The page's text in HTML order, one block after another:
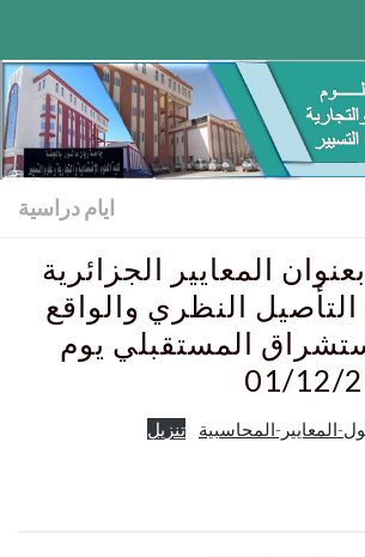
ايام دراسية
المعايير الجزائرية
التأصيل النظري والواقع
المستقبلي يوم
المعايير-المحاسبية تنزيل